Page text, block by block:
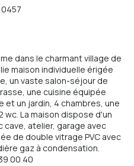
dans le charmant village de
maison individuelle érigée
un vaste salon-séjour de
une cuisine équipée
et un jardin, 4 chambres, une
wc. La maison dispose d'un
cave, atelier, garage avec
de double vitrage PVC avec
gaz à condensation.
00 40